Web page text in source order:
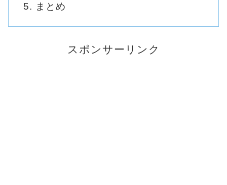
まとめ
スポンサーリンク